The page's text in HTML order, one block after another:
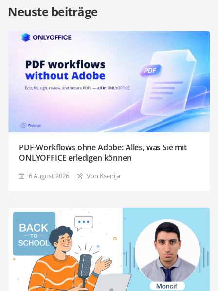
Neuste beiträge
PDF-Workflows ohne Adobe: Alles, was Sie mit
ONLYOFFICE erledigen können
6 August 2026 Von Ksenija